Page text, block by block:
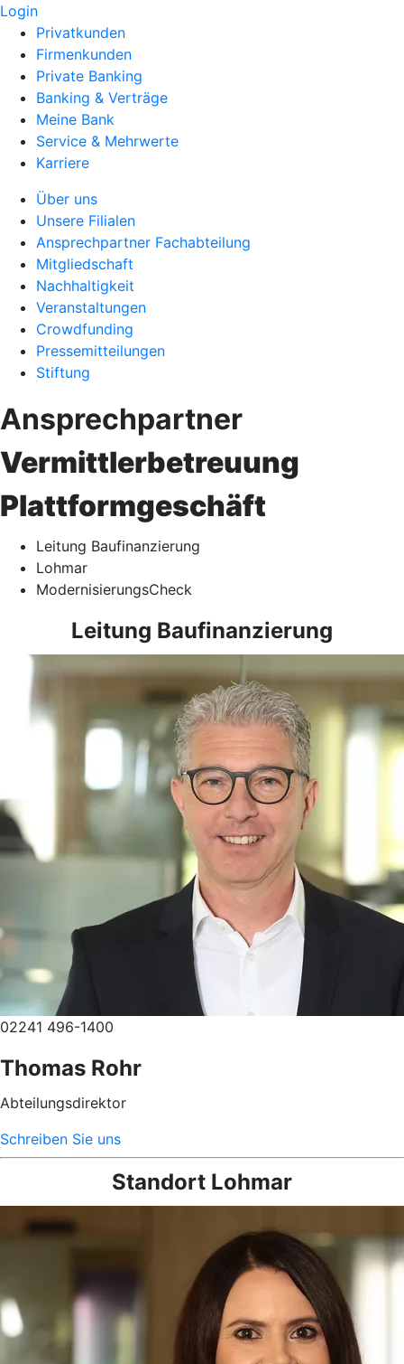
Login
Privatkunden
Firmenkunden
Private Banking
Banking & Verträge
Meine Bank
Service & Mehrwerte
Karriere
Über uns
Unsere Filialen
Ansprechpartner Fachabteilung
Mitgliedschaft
Nachhaltigkeit
Veranstaltungen
Crowdfunding
Pressemitteilungen
Stiftung
Ansprechpartner
Vermittlerbetreuung
Plattformgeschäft
Leitung Baufinanzierung
Lohmar
ModernisierungsCheck
Leitung Baufinanzierung
02241 496-1400
Thomas Rohr
Abteilungsdirektor
Schreiben Sie uns
Standort Lohmar